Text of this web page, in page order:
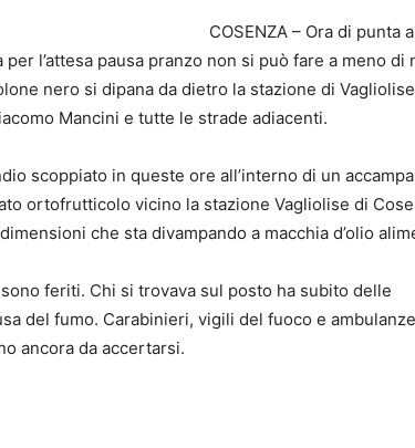
COSENZA – Ora di punta
l’attesa pausa pranzo non si può fare a meno
nero si dipana da dietro la stazione di
Mancini e tutte le strade adiacenti.
scoppiato in queste ore all’interno di un
ortofrutticolo vicino la stazione Vagliolise di
che sta divampando a macchia d’olio
feriti. Chi si trovava sul posto ha subito delle
del fumo. Carabinieri, vigili del fuoco e
ancora da accertarsi.